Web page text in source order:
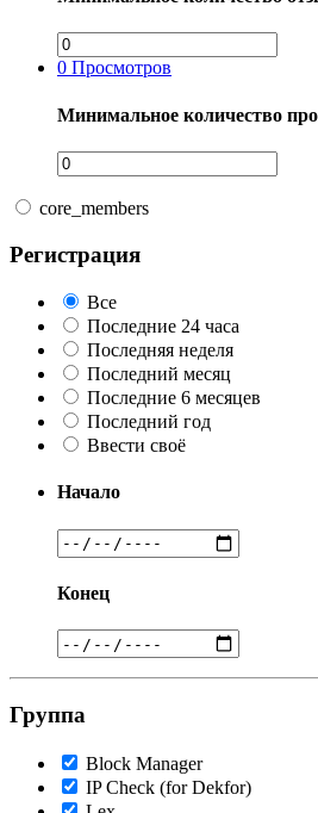
0 Просмотров
Минимальное количество
core_members
Регистрация
Все
Последние 24 часа
Последняя неделя
Последний месяц
Последние 6 месяцев
Последний год
Ввести своё
Начало
Конец
Группа
Block Manager
IP Check (for Dekfor)